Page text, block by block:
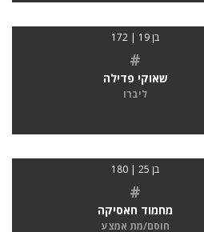
בן 19 | 172
#
שאוקי פדילה
ליברו
בן 25 | 180
#
מחמוד חאסיקה
חוסם/מת אמצע